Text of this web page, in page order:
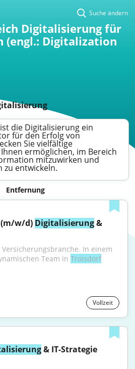
Suche ändern
Digitalisierung für
(engl.: Digitalization
die Digitalisierung ein
für den Erfolg von
Sie vielfältige
ermöglichen, im Bereich
mitzuwirken und
zu entwickeln.
Entfernung
w/d) Digitalisierung &
In einem
Team in Troisdorf
Vollzeit
& IT-Strategie